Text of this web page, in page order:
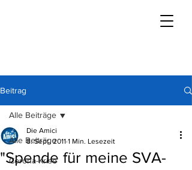
Beitrag
Alle Beiträge
Corona-Krise
Alle Beiträge
"Spende für meine SVA-
Die Amici
8. Sept. 2011 1 Min. Lesezeit